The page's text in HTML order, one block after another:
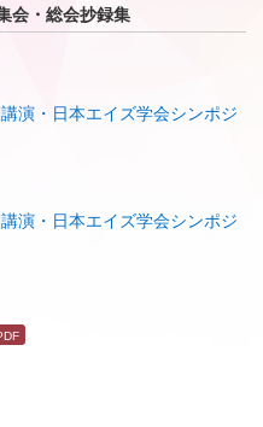
会・総会抄録集
演・日本エイズ学会シンポジ
演・日本エイズ学会シンポジ